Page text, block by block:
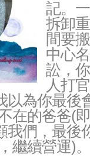
記。
拆卸
間要
中心
訟，
人打
以為你最後
在的爸爸(
我們，最後
繼續營運)。